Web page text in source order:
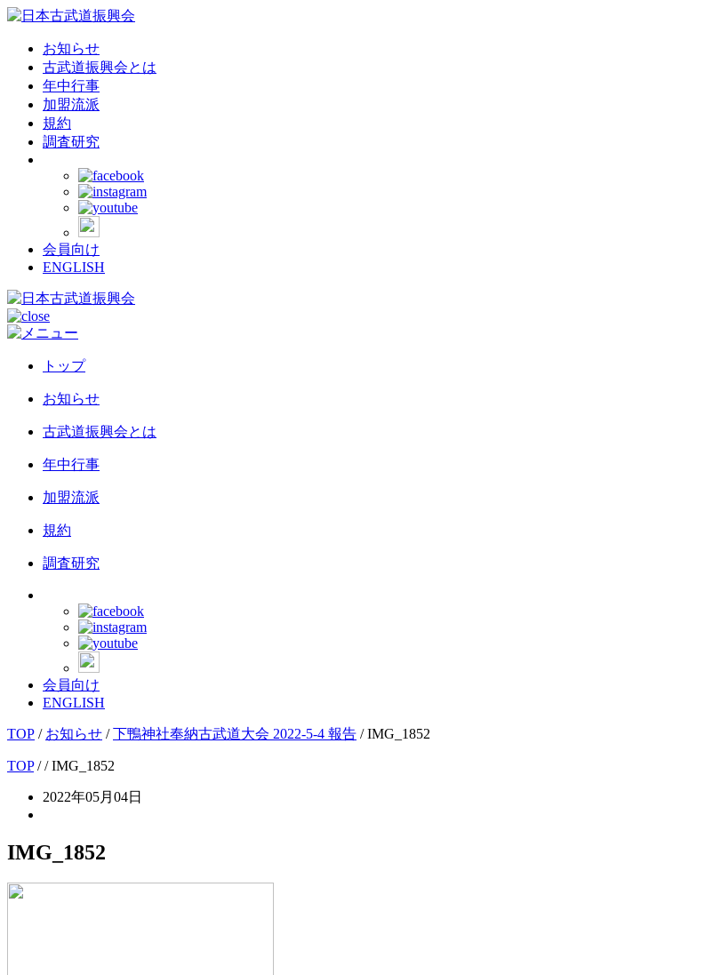
お知らせ
古武道振興会とは
年中行事
加盟流派
規約
調査研究
会員向け
ENGLISH
トップ
お知らせ
古武道振興会とは
年中行事
加盟流派
規約
調査研究
会員向け
ENGLISH
TOP / お知らせ /下鴨神社奉納古武道大会 2022-5-4 報告 /IMG_1852
TOP// IMG_1852
2022年05月04日
IMG_1852